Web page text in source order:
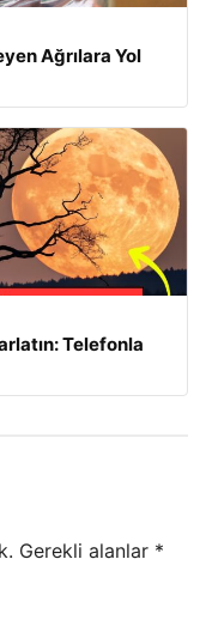
Ağrılara Yol
Telefonla
Gerekli alanlar *